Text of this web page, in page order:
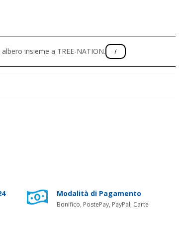
insieme a TREE-NATION.
Modalità di Pagamento
Bonifico, PostePay, PayPal, Carte